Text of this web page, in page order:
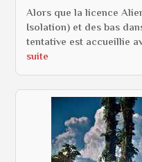
Alors que la licence
Isolation) et des bas
tentative est accueillie
suite